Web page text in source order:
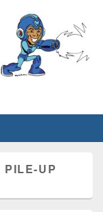
PILE-UP